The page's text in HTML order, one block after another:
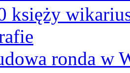
księży
ronda w